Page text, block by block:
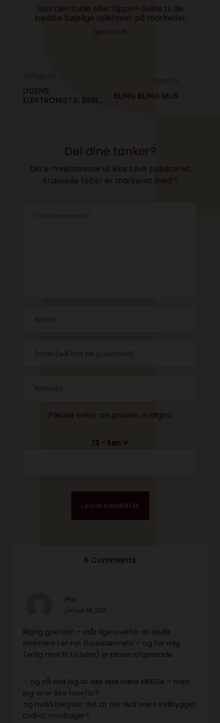
Skal den folde eller flippe? Guide til de
bedste bøjelige telefoner på markedet
april 1, 2025
UGENS
ELEKTRONISTA: BERIT
BLING BLING MUS
Del dine tanker?
Din e-mailadresse vil ikke blive publiceret.
Krævede felter er markeret med *
Please enter an answer in digits:
12 − ten =
6 Comments
Pia
januar 18, 2011
Rigtig god ide! – står lige overfor at skulle
investere i et nyt fladskærmstv – og for mig
(enlig mor til to børn) er prisen afgørende
– og så ved jeg at det skal være MPEG4 – men
jeg aner ikke hvorfor?
og hvad betyder det at der skal være indbygget
DVB-C modtager?